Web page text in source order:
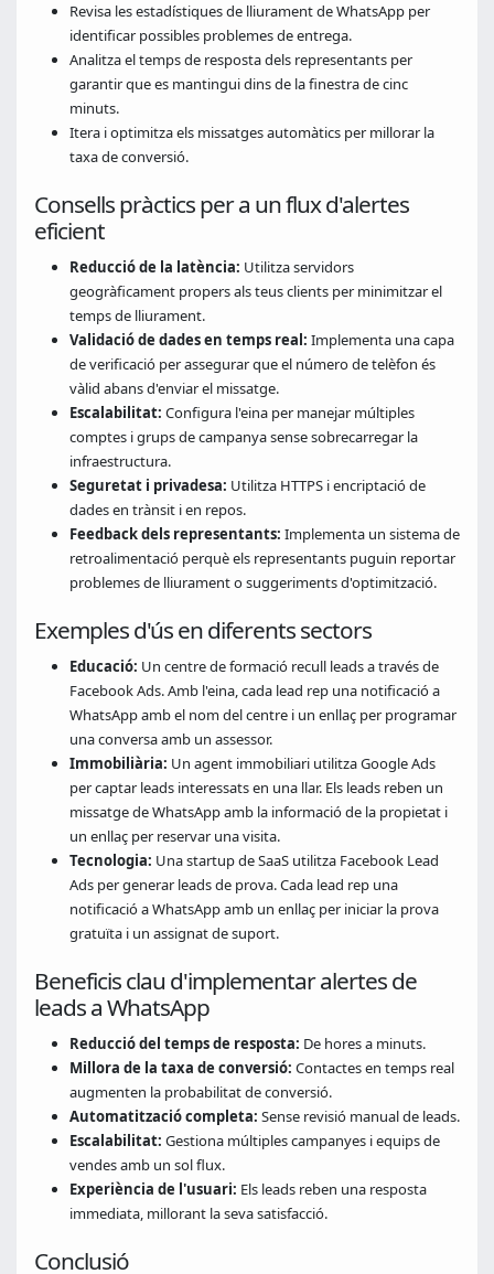
Revisa les estadístiques de lliurament de WhatsApp per
identificar possibles problemes de entrega.
Analitza el temps de resposta dels representants per
garantir que es mantingui dins de la finestra de cinc
minuts.
Itera i optimitza els missatges automàtics per millorar la
taxa de conversió.
Consells pràctics per a un flux d'alertes
eficient
Reducció de la latència: Utilitza servidors
geogràficament propers als teus clients per minimitzar el
temps de lliurament.
Validació de dades en temps real: Implementa una capa
de verificació per assegurar que el número de telèfon és
vàlid abans d'enviar el missatge.
Escalabilitat: Configura l'eina per manejar múltiples
comptes i grups de campanya sense sobrecarregar la
infraestructura.
Seguretat i privadesa: Utilitza HTTPS i encriptació de
dades en trànsit i en repos.
Feedback dels representants: Implementa un sistema de
retroalimentació perquè els representants puguin reportar
problemes de lliurament o suggeriments d'optimització.
Exemples d'ús en diferents sectors
Educació: Un centre de formació recull leads a través de
Facebook Ads. Amb l'eina, cada lead rep una notificació a
WhatsApp amb el nom del centre i un enllaç per programar
una conversa amb un assessor.
Immobiliària: Un agent immobiliari utilitza Google Ads
per captar leads interessats en una llar. Els leads reben un
missatge de WhatsApp amb la informació de la propietat i
un enllaç per reservar una visita.
Tecnologia: Una startup de SaaS utilitza Facebook Lead
Ads per generar leads de prova. Cada lead rep una
notificació a WhatsApp amb un enllaç per iniciar la prova
gratuïta i un assignat de suport.
Beneficis clau d'implementar alertes de
leads a WhatsApp
Reducció del temps de resposta: De hores a minuts.
Millora de la taxa de conversió: Contactes en temps real
augmenten la probabilitat de conversió.
Automatització completa: Sense revisió manual de leads.
Escalabilitat: Gestiona múltiples campanyes i equips de
vendes amb un sol flux.
Experiència de l'usuari: Els leads reben una resposta
immediata, millorant la seva satisfacció.
Conclusió